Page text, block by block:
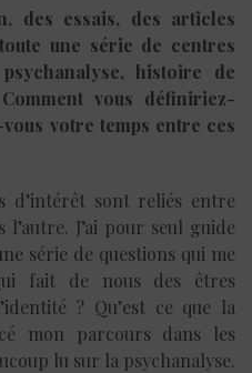
des essais, des articles
une série de centres
histoire de
vous définiriez-
votre temps entre ces
d’intérêt sont reliés entre
J’ai pour seul guide
série de questions qui me
fait de nous des êtres
? Qu’est ce que la
mon parcours dans les
lu sur la psychanalyse.